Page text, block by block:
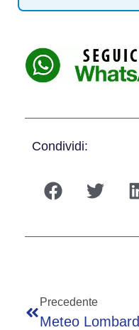
Condividi:
Precedente